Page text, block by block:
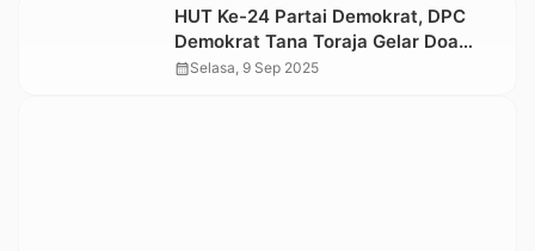
HUT Ke-24 Partai Demokrat, DPC
Demokrat Tana Toraja Gelar Doa
Bersama dan Ibadah Syukur
calendar_monthSelasa, 9 Sep 2025